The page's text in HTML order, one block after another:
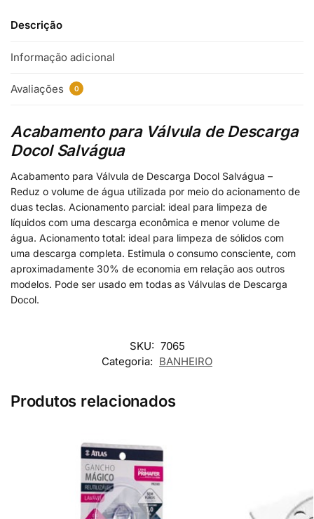
Descrição
Informação adicional
Avaliações 0
Acabamento para Válvula de Descarga
Docol Salvágua
Acabamento para Válvula de Descarga Docol Salvágua –
Reduz o volume de água utilizada por meio do acionamento de
duas teclas. Acionamento parcial: ideal para limpeza de
líquidos com uma descarga econômica e menor volume de
água. Acionamento total: ideal para limpeza de sólidos com
uma descarga completa. Estimula o consumo consciente, com
aproximadamente 30% de economia em relação aos outros
modelos. Pode ser usado em todas as Válvulas de Descarga
Docol.
SKU: 7065
Categoria: BANHEIRO
Produtos relacionados